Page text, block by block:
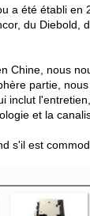
a été établi en
du Diebold,
Chine, nous
partie,
inclut
et la
s'il est